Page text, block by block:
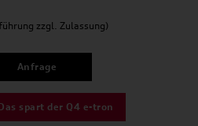
zzgl. Zulassung)
Anfrage
spart der Q4 e-tron